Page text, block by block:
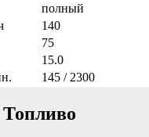
полный
140
75
15.0
145 / 2300
Топливо